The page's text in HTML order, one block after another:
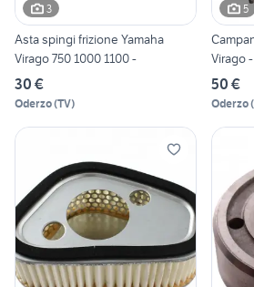
3
Asta spingi frizione Yamaha
Virago 750 1000 1100 -
30 €
Oderzo(TV)
5
Virago
50 €
Oderzo(